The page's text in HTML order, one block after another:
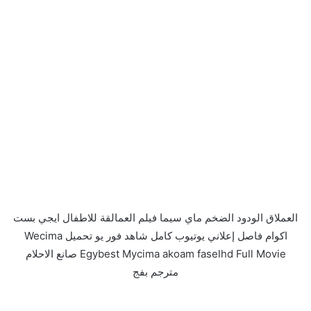
العملاق الودود الضخم ماي سيما فيلم العمالقة للاطفال ايجي بست
اكوام فاصل إعلاني يوتيوب كامل شاهد فور يو تحميل Wecima
Egybest Mycima akoam faselhd Full Movie صانع الاحلام
مترجم بفج